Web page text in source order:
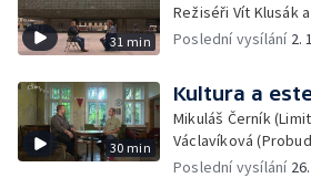
31 min
Režiséři Vít Klusák
Poslední vysílání 2.
30 min
Kultura a
Mikuláš Černík
Václavíková
Poslední vysílání